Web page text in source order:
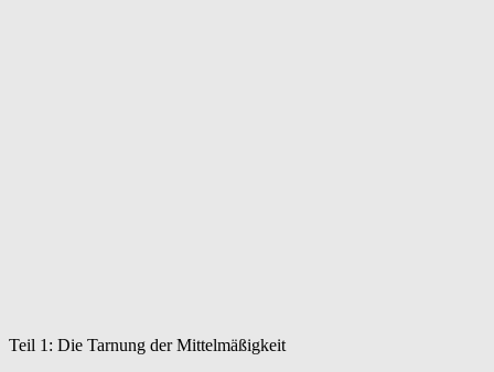
Teil 1: Die Tarnung der Mittelmäßigkeit